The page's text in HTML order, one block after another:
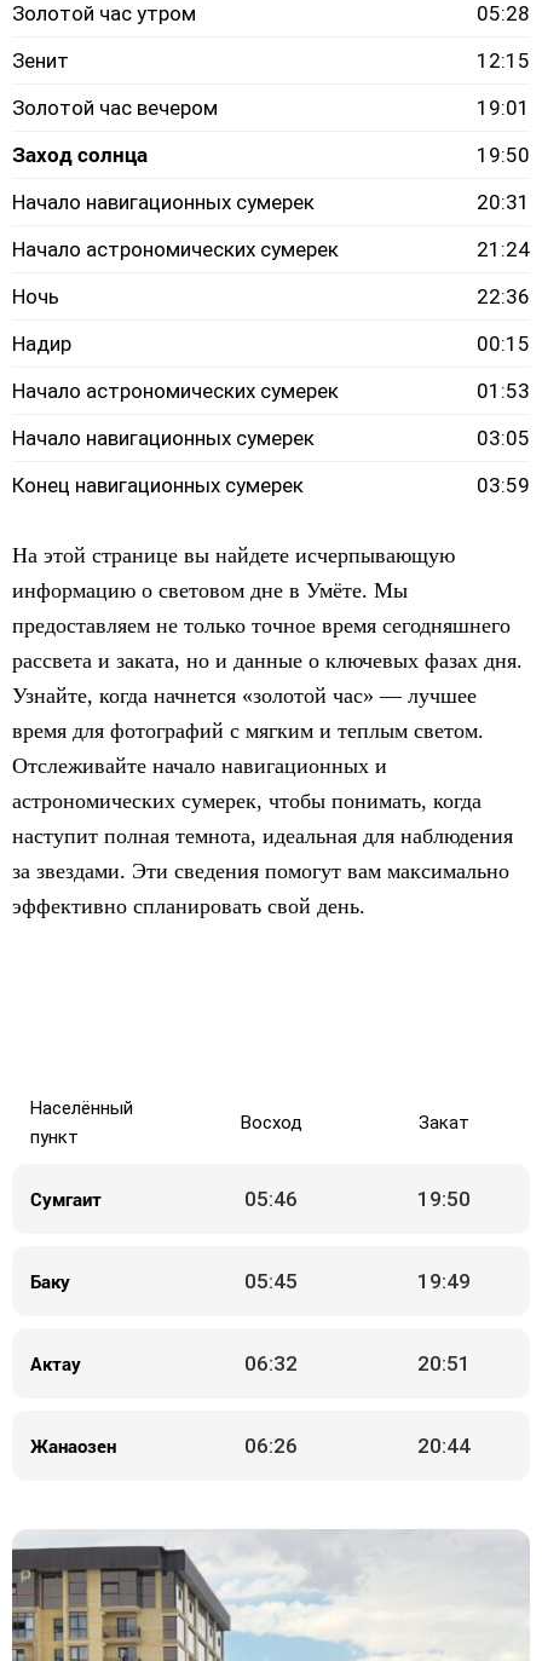
Золотой час утром
05:28
Зенит
12:15
Золотой час вечером
19:01
Заход солнца
19:50
Начало навигационных сумерек
20:31
Начало астрономических сумерек
21:24
Ночь
22:36
Надир
00:15
Начало астрономических сумерек
01:53
Начало навигационных сумерек
03:05
Конец навигационных сумерек
03:59
На этой странице вы найдете исчерпывающую
информацию о световом дне в Умёте. Мы
предоставляем не только точное время сегодняшнего
рассвета и заката, но и данные о ключевых фазах дня.
Узнайте, когда начнется «золотой час» — лучшее
время для фотографий с мягким и теплым светом.
Отслеживайте начало навигационных и
астрономических сумерек, чтобы понимать, когда
наступит полная темнота, идеальная для наблюдения
за звездами. Эти сведения помогут вам максимально
эффективно спланировать свой день.
Населённый
пункт
Восход Закат
Сумгаит 05:46 19:50
Баку 05:45 19:49
Актау 06:32 20:51
Жанаозен 06:26 20:44